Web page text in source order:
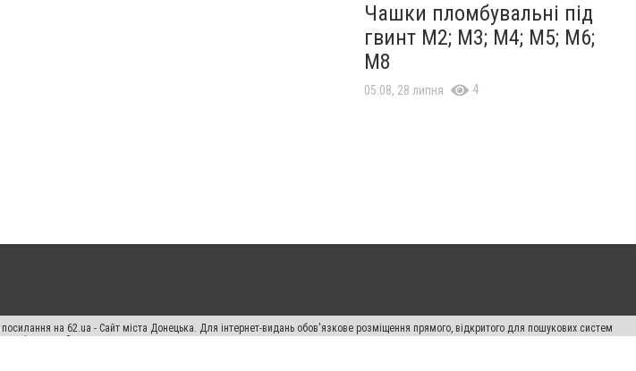
Чашки пломбувальні під
гвинт М2; М3; М4; М5; М6;
М8
05:08, 28 липня 4
на 62.ua - Сайт міста Донецька. Для інтернет-видань обов'язкове розміщення прямого, відкритого для пошукових систем
Законом.